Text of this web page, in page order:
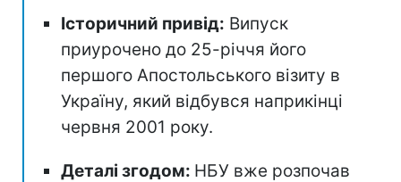
Історичний привід: Випуск
приурочено до 25-річчя його
першого Апостольського візиту в
Україну, який відбувся наприкінці
червня 2001 року.
Деталі згодом: НБУ вже розпочав